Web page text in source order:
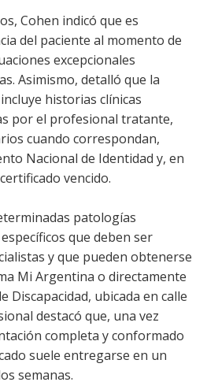
Cohen indicó que es
del paciente al momento de
excepcionales
Asimismo, detalló que la
historias clínicas
por el profesional tratante,
cuando correspondan,
Nacional de Identidad y, en
vencido.
patologías
que deben ser
y que pueden obtenerse
Mi Argentina o directamente
Discapacidad, ubicada en calle
destacó que, una vez
completa y conformado
suele entregarse en un
semanas.